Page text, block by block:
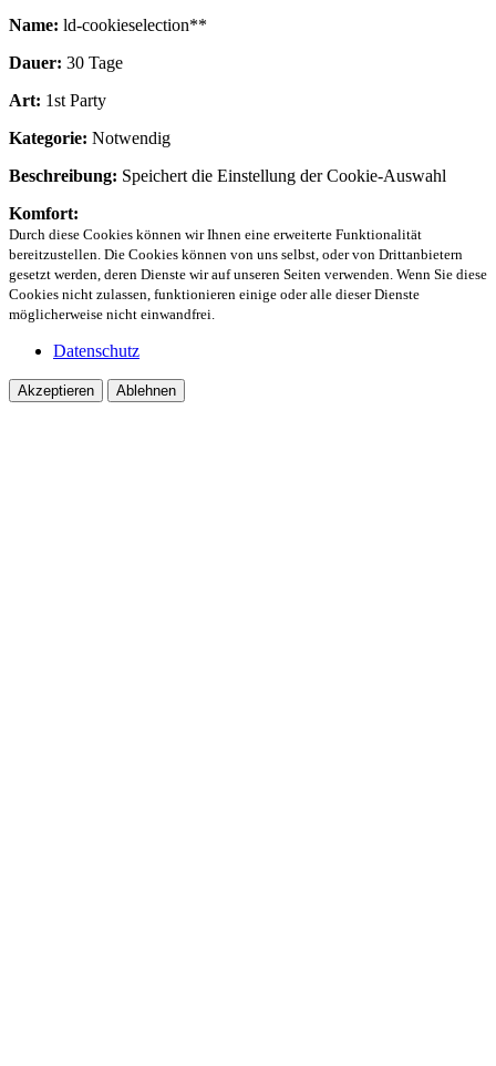
Name: ld-cookieselection**
Dauer: 30 Tage
Art: 1st Party
Kategorie: Notwendig
Beschreibung: Speichert die Einstellung der Cookie-Auswahl
Komfort:
Durch diese Cookies können wir Ihnen eine erweiterte Funktionalität
bereitzustellen. Die Cookies können von uns selbst, oder von Drittanbietern
gesetzt werden, deren Dienste wir auf unseren Seiten verwenden. Wenn Sie diese
Cookies nicht zulassen, funktionieren einige oder alle dieser Dienste
möglicherweise nicht einwandfrei.
Datenschutz
Akzeptieren Ablehnen